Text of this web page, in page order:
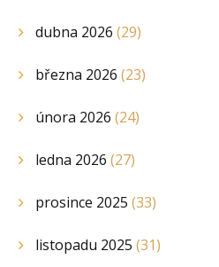
dubna 2026 (29)
března 2026 (23)
února 2026 (24)
ledna 2026 (27)
prosince 2025 (33)
listopadu 2025 (31)